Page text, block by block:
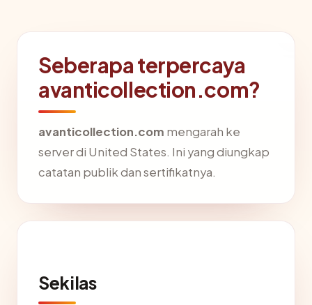
Seberapa terpercaya
avanticollection.com?
avanticollection.com mengarah ke
server di United States. Ini yang diungkap
catatan publik dan sertifikatnya.
Sekilas